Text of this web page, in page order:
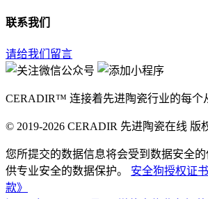
联系我们
请给我们留言
CERADIR™ 连接着先进陶瓷行业的每个
© 2019-2026 CERADIR 先进陶瓷在线 版
您所提交的数据信息将会受到数据安全
供专业安全的数据保护。 安全狗授权证书
款》